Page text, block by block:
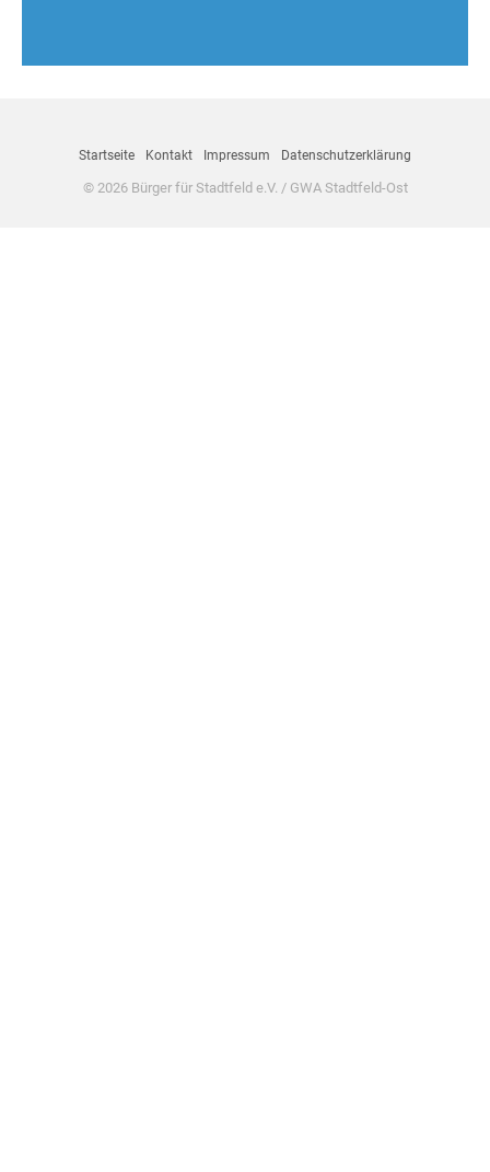
Startseite Kontakt Impressum Datenschutzerklärung
© 2026 Bürger für Stadtfeld e.V. / GWA Stadtfeld-Ost